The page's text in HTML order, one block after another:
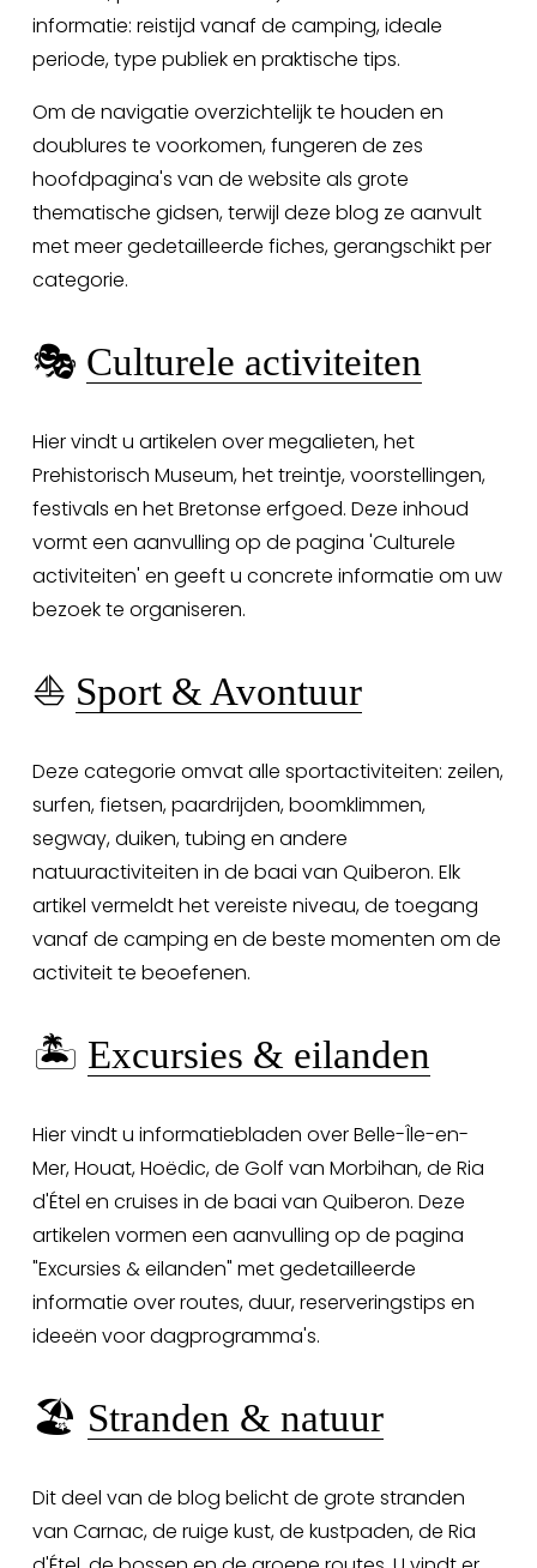
informatie: reistijd vanaf de camping, ideale
periode, type publiek en praktische tips.
Om de navigatie overzichtelijk te houden en
doublures te voorkomen, fungeren de zes
hoofdpagina's van de website als grote
thematische gidsen, terwijl deze blog ze aanvult
met meer gedetailleerde fiches, gerangschikt per
categorie.
🎭 Culturele activiteiten
Hier vindt u artikelen over megalieten, het
Prehistorisch Museum, het treintje, voorstellingen,
festivals en het Bretonse erfgoed. Deze inhoud
vormt een aanvulling op de pagina 'Culturele
activiteiten' en geeft u concrete informatie om uw
bezoek te organiseren.
⛵ Sport & Avontuur
Deze categorie omvat alle sportactiviteiten: zeilen,
surfen, fietsen, paardrijden, boomklimmen,
segway, duiken, tubing en andere
natuuractiviteiten in de baai van Quiberon. Elk
artikel vermeldt het vereiste niveau, de toegang
vanaf de camping en de beste momenten om de
activiteit te beoefenen.
🏝️ Excursies & eilanden
Hier vindt u informatiebladen over Belle-Île-en-
Mer, Houat, Hoëdic, de Golf van Morbihan, de Ria
d'Étel en cruises in de baai van Quiberon. Deze
artikelen vormen een aanvulling op de pagina
"Excursies & eilanden" met gedetailleerde
informatie over routes, duur, reserveringstips en
ideeën voor dagprogramma's.
🏖️ Stranden & natuur
Dit deel van de blog belicht de grote stranden
van Carnac, de ruige kust, de kustpaden, de Ria